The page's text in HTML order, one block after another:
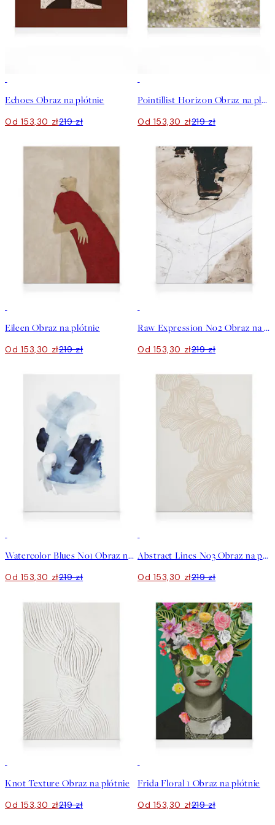
Echoes Obraz na płótnie
Od 153,30 zł219 zł
Pointillist Horizon Obraz na płótnie
Od 153,30 zł219 zł
Eileen Obraz na płótnie
Od 153,30 zł219 zł
Raw Expression No2 Obraz na płótnie
Od 153,30 zł219 zł
Watercolor Blues No1 Obraz na płótnie
Od 153,30 zł219 zł
Abstract Lines No3 Obraz na płótnie
Od 153,30 zł219 zł
Knot Texture Obraz na płótnie
Od 153,30 zł219 zł
Frida Floral 1 Obraz na płótnie
Od 153,30 zł219 zł